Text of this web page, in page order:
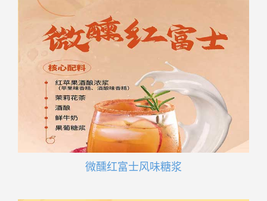
微醺红富士风味糖浆